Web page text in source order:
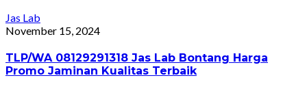
Jas Lab
November 15, 2024
TLP/WA 08129291318 Jas Lab Bontang Harga
Promo Jaminan Kualitas Terbaik